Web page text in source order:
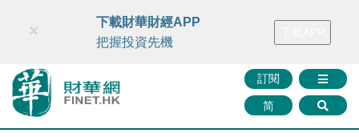
財華智庫網 FINTV FINMETA 財華證券 媒體矩陣
訂閱
简
×
下載財華財經APP
把握投資先機